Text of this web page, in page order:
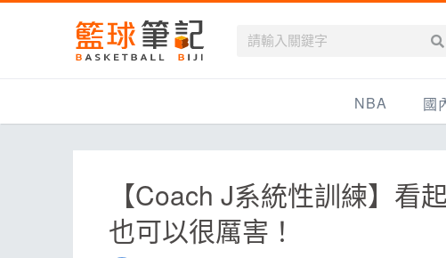
NBA
最新資訊
新聞報導
國
新聞報
台灣職籃
【Coach J系統性訓練】看
也可以很厲害！